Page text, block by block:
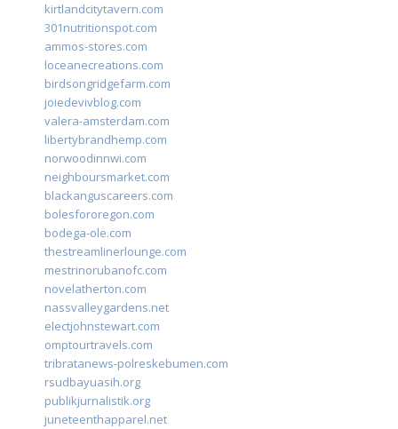
kirtlandcitytavern.com
301nutritionspot.com
ammos-stores.com
loceanecreations.com
birdsongridgefarm.com
joiedevivblog.com
valera-amsterdam.com
libertybrandhemp.com
norwoodinnwi.com
neighboursmarket.com
blackanguscareers.com
bolesfororegon.com
bodega-ole.com
thestreamlinerlounge.com
mestrinorubanofc.com
novelatherton.com
nassvalleygardens.net
electjohnstewart.com
omptourtravels.com
tribratanews-polreskebumen.com
rsudbayuasih.org
publikjurnalistik.org
juneteenthapparel.net